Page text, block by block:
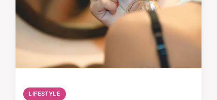
LIFESTYLE